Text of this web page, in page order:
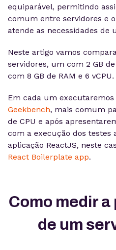
equiparável, permitindo
comum entre servidores e
atende as necessidades de
Neste artigo vamos
servidores, um com 2 GB
com 8 GB de RAM e 6 vCPU.
Em cada um
Geekbench, mais comum
de CPU e após
com a execução dos testes
aplicação ReactJS, neste
React Boilerplate app.
Como medir
de um